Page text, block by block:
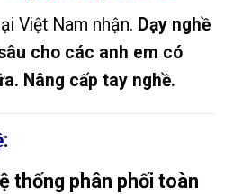
Việt Nam nhận. Dạy nghề
cho các anh em có
Nâng cấp tay nghề.
thống phân phối toàn